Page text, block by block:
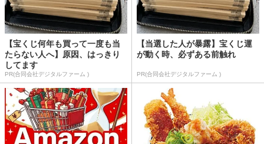
【宝くじ何年も買って一度も当
たらない人へ】原因、はっきり
してます
PR(合同会社デジタルファーム )
【当選した人が暴露】宝くじ運
が動く時、必ずある前触れ
PR(合同会社デジタルファーム )